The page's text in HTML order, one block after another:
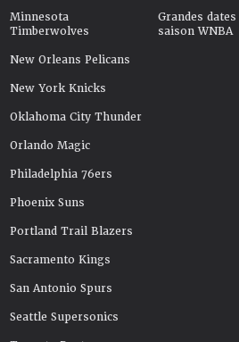
Minnesota
Timberwolves
New Orleans Pelicans
New York Knicks
Oklahoma City Thunder
Orlando Magic
Philadelphia 76ers
Phoenix Suns
Portland Trail Blazers
Sacramento Kings
San Antonio Spurs
Seattle Supersonics
Grandes
saison WNBA